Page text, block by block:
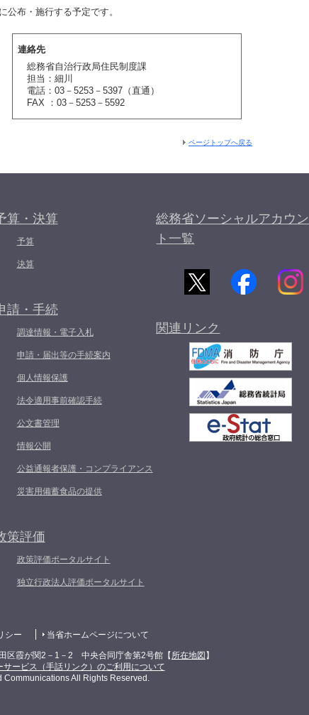
布・施行する予定です。
連絡先
総務省自治行政局住民制度課
担当：細川
電話：03－5253－5397（直通）
FAX ：03－5253－5592
ページトップへ戻る
算・決算
予算
決算
請・手続
調達情報・電子入札
申請・届出等の手続案内
個人情報保護
法令適用事前確認手続
公文書管理
情報公開
公益通報者保護・コンプライアンス
災害用備蓄食品の提供
策評価
政策評価ポータルサイト
独立行政法人評価ポータルサイト
総務省ソーシャルアカウン
ト一覧
関連リンク
シー 当省ホームページについて
霞が関2－1－2 中央合同庁舎第2号館【 所在地図 】
ービス（手話リンク）のご利用について
All Rights Reserved.